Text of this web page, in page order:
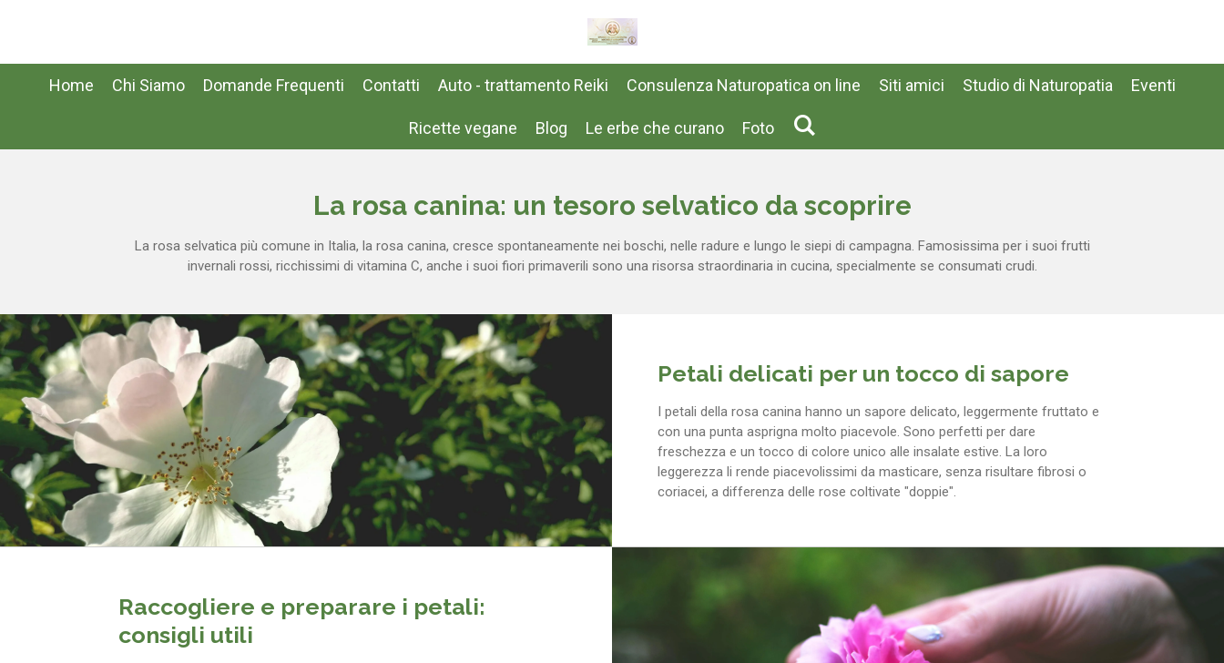
principaleHome Chi Siamo Domande Frequenti Contatti Auto - trattamento Reiki Consulenza Naturopatica on line Siti amici Studio di Naturopatia Eventi
Ricette vegane Blog Le erbe che curano Foto
La rosa canina: un tesoro selvatico da scoprire
La rosa selvatica più comune in Italia, la rosa canina, cresce spontaneamente nei boschi, nelle radure e lungo le siepi di campagna. Famosissima per i suoi frutti
invernali rossi, ricchissimi di vitamina C, anche i suoi fiori primaverili sono una risorsa straordinaria in cucina, specialmente se consumati crudi.
Petali delicati per un tocco di sapore
I petali della rosa canina hanno un sapore delicato, leggermente fruttato e
con una punta asprigna molto piacevole. Sono perfetti per dare
freschezza e un tocco di colore unico alle insalate estive. La loro
leggerezza li rende piacevolissimi da masticare, senza risultare fibrosi o
coriacei, a differenza delle rose coltivate "doppie".
Raccogliere e preparare i petali:
consigli utili